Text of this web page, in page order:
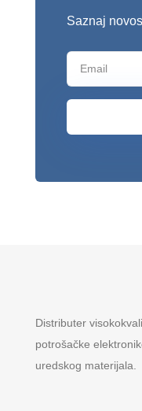
Saznaj
Distributer
potrošačke
uredskog materijala.